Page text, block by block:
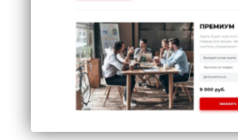
Отправить копию расчета